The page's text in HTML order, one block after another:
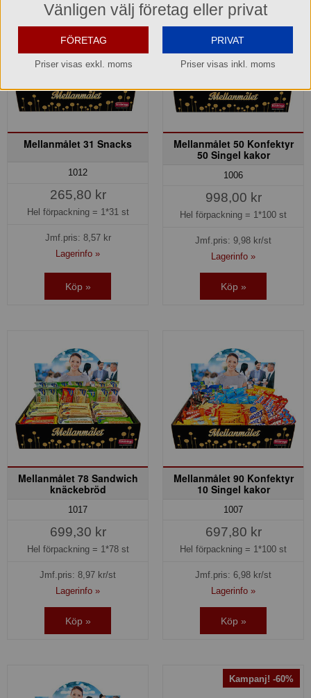
Mellanmålet 31 Snacks
1012
265,80 kr
Hel förpackning = 1*31 st
Jmf.pris: 8,57kr
Lagerinfo »
Köp »
Mellanmålet 50 Konfektyr
50 Singel kakor
1006
998,00 kr
Hel förpackning = 1*100 st
Jmf.pris: 9,98 kr/st
Lagerinfo »
Köp »
Mellanmålet 78 Sandwich
knäckebröd
1017
699,30 kr
Hel förpackning = 1*78 st
Jmf.pris: 8,97 kr/st
Lagerinfo »
Köp »
Mellanmålet 90 Konfektyr
10 Singel kakor
1007
697,80 kr
Hel förpackning = 1*100 st
Jmf.pris: 6,98 kr/st
Lagerinfo »
Köp »
Kampanj! -60%
Vänligen välj företag eller privat
FÖRETAG
Priser visas exkl. moms
PRIVAT
Priser visas inkl. moms